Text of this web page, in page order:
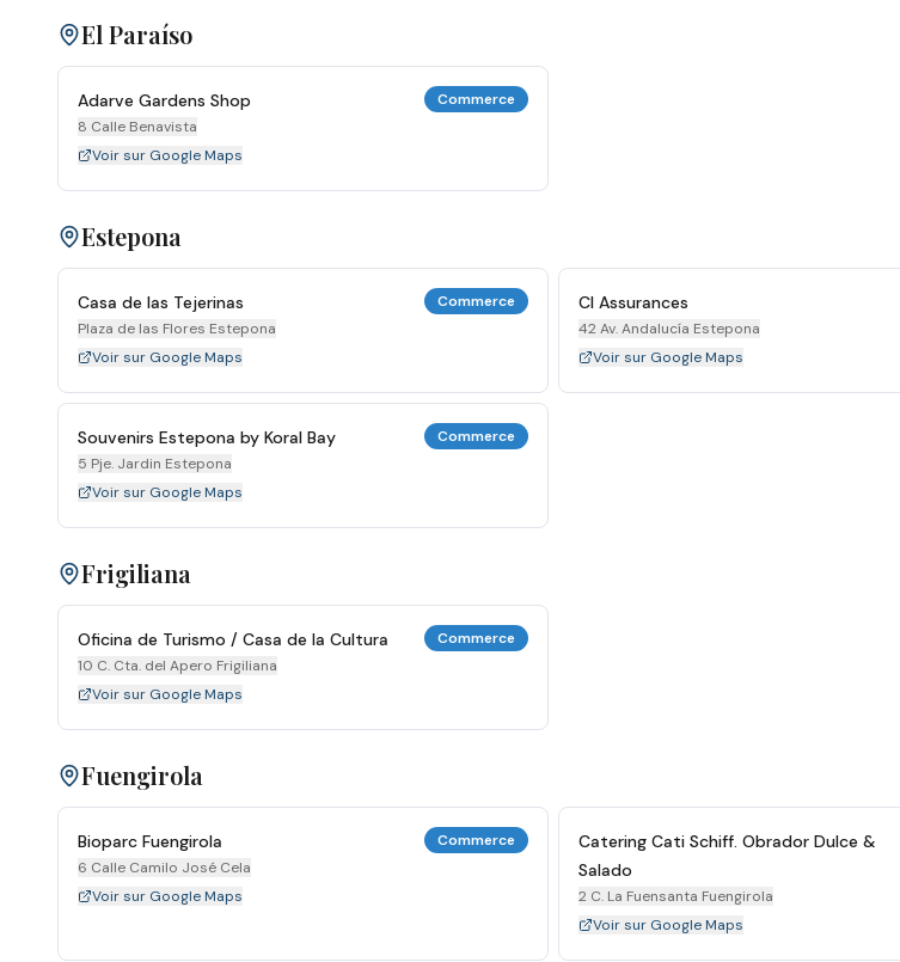
El Paraíso
Adarve Gardens Shop
8 Calle Benavista
Commerce
Voir sur Google Maps
Estepona
Casa de las Tejerinas
Plaza de las Flores Estepona
Commerce
Voir sur Google Maps
Cl Assurances
42 Av. Andalucía Estepona
Voir sur Google Maps
Souvenirs Estepona by Koral Bay
5 Pje. Jardin Estepona
Commerce
Voir sur Google Maps
Frigiliana
Oficina de Turismo / Casa de la Cultura
10 C. Cta. del Apero Frigiliana
Commerce
Voir sur Google Maps
Fuengirola
Bioparc Fuengirola
6 Calle Camilo José Cela
Commerce
Voir sur Google Maps
Catering Cati Schiff. Obrador Dulce &
Salado
2 C. La Fuensanta Fuengirola
Voir sur Google Maps